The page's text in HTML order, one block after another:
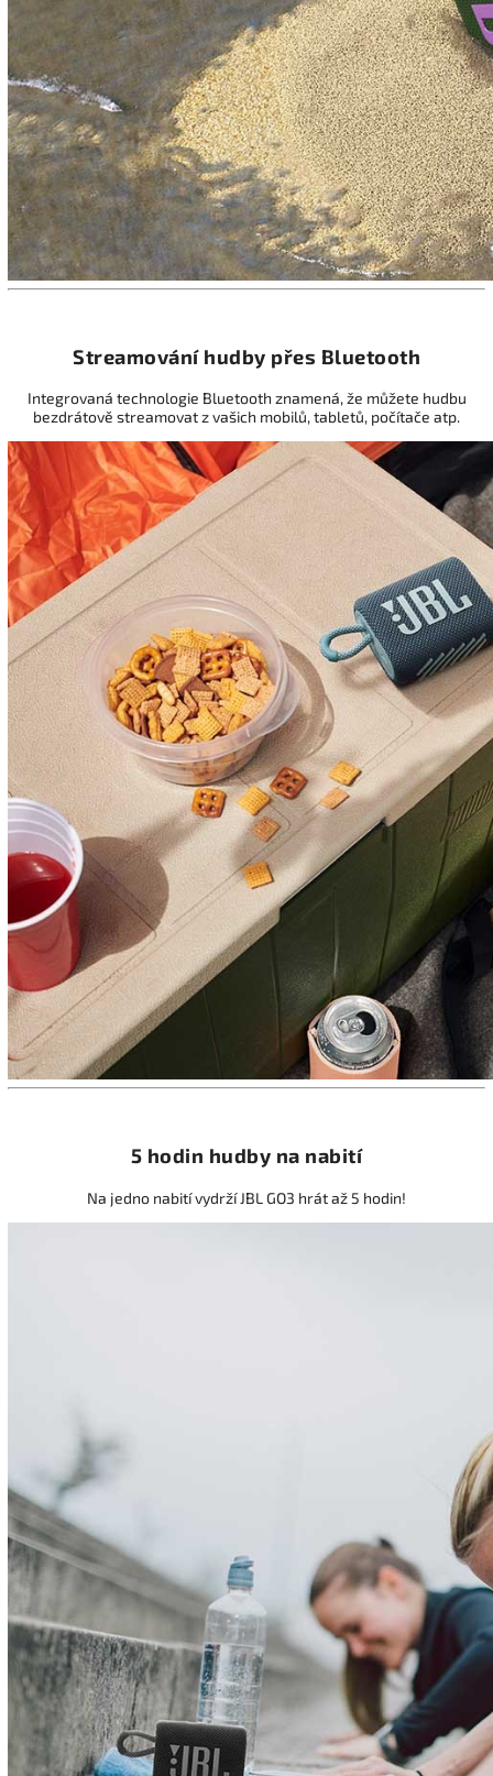
Streamování hudby přes Bluetooth
Integrovaná technologie Bluetooth znamená, že můžete hudbu
bezdrátově streamovat z vašich mobilů, tabletů, počítače atp.
5 hodin hudby na nabití
Na jedno nabití vydrží JBL GO3 hrát až 5 hodin!